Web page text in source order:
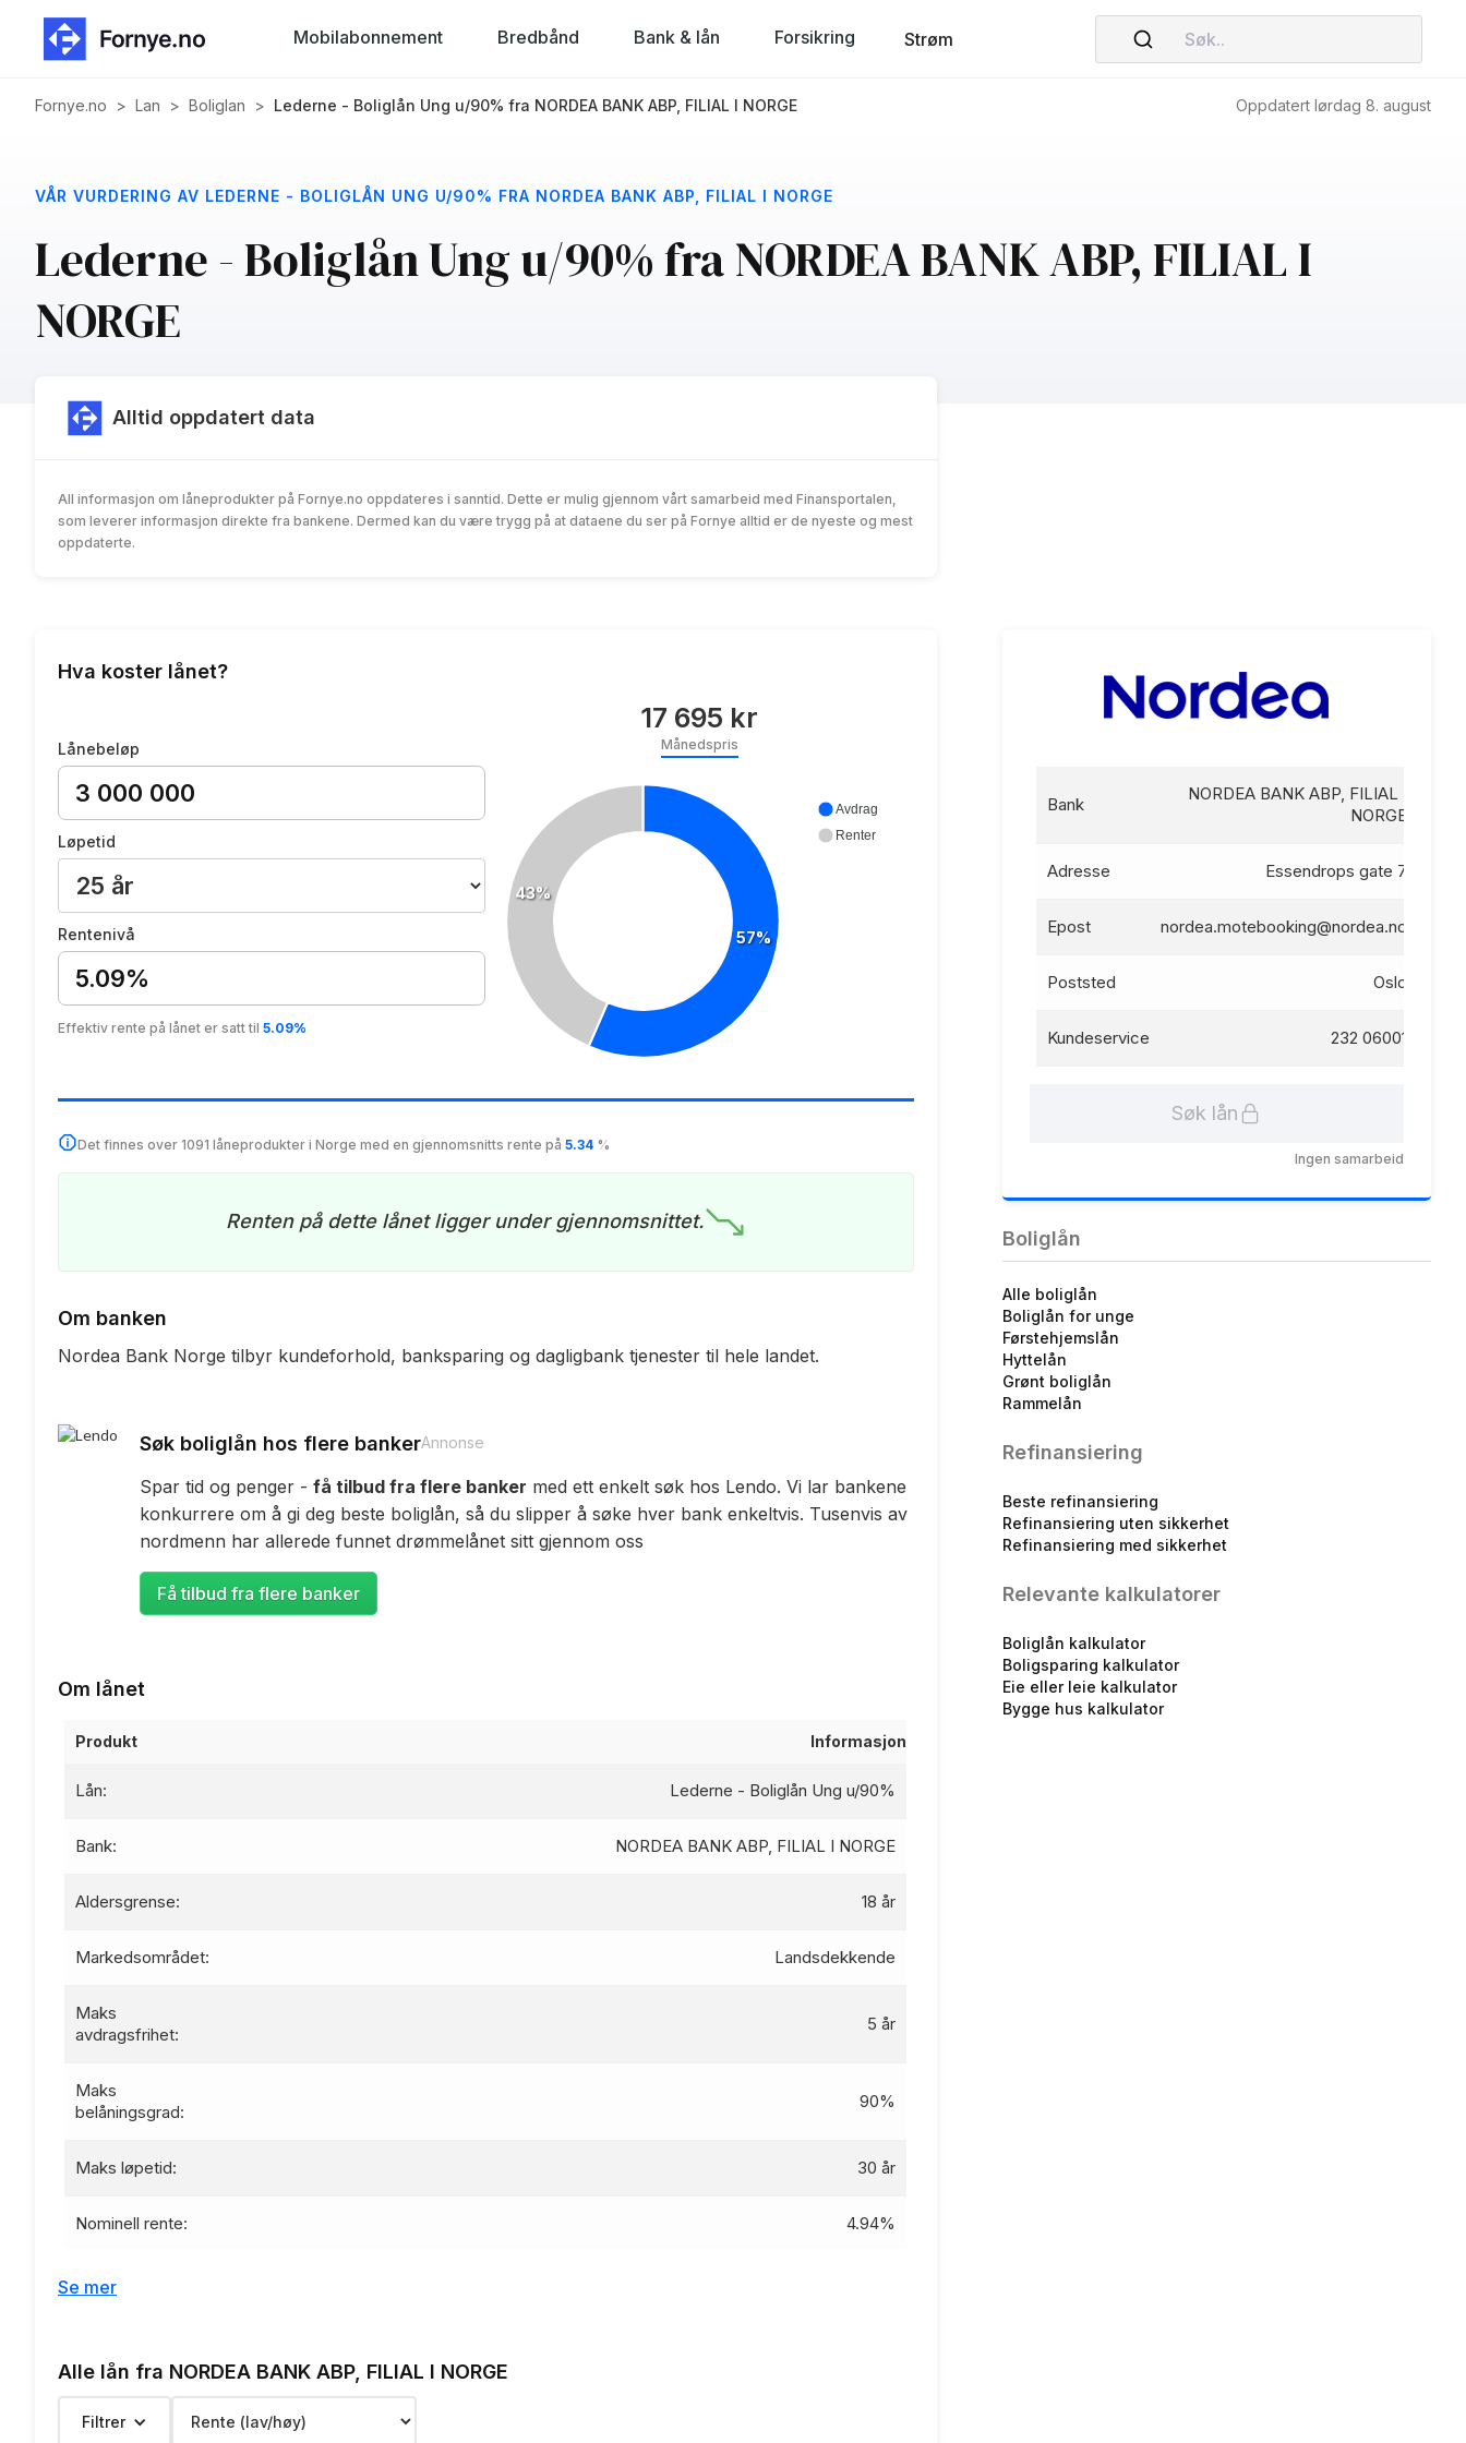
Mobilabonnement Bredbånd Bank & lån Forsikring Strøm Søk..
Fornye.no > Lan > Boliglan > Lederne - Boliglån Ung u/90% fra NORDEA BANK ABP, FILIAL I NORGE Oppdatert lørdag 8. august
VÅR VURDERING AV LEDERNE - BOLIGLÅN UNG U/90% FRA NORDEA BANK ABP, FILIAL I NORGE
Lederne - Boliglån Ung u/90% fra NORDEA BANK ABP, FILIAL I
NORGE
Alltid oppdatert data
All informasjon om låneprodukter på Fornye.no oppdateres i sanntid. Dette er mulig gjennom vårt samarbeid med Finansportalen,
som leverer informasjon direkte fra bankene. Dermed kan du være trygg på at dataene du ser på Fornye alltid er de nyeste og mest
oppdaterte.
Hva koster lånet?
Lånebeløp
Løpetid
Rentenivå
5.09%
Effektiv rente på lånet er satt til 5.09%
17 695 kr
Månedspris
57%
43%
Avdrag
Renter
Det finnes over 1091 låneprodukter i Norge med en gjennomsnitts rente på 5.34 %
Renten på dette lånet ligger under gjennomsnittet.
Om banken
Nordea Bank Norge tilbyr kundeforhold, banksparing og dagligbank tjenester til hele landet.
Søk boliglån hos flere bankerAnnonse
Spar tid og penger -få tilbud fra flere banker med ett enkelt søk hos Lendo. Vi lar bankene
konkurrere om å gi deg beste boliglån, så du slipper å søke hver bank enkeltvis. Tusenvis av
nordmenn har allerede funnet drømmelånet sitt gjennom oss
Få tilbud fra flere banker
Om lånet
Produkt Informasjon
Lån: Lederne - Boliglån Ung u/90%
Bank: NORDEA BANK ABP, FILIAL I NORGE
Aldersgrense: 18 år
Markedsområdet: Landsdekkende
Maks
avdragsfrihet:
5 år
Maks
belåningsgrad:
90%
Maks løpetid: 30 år
Nominell rente: 4.94%
Se mer
Alle lån fra NORDEA BANK ABP, FILIAL I NORGE
Filtrer
Bank
NORDEA BANK ABP, FILIAL I
NORGE
Adresse Essendrops gate 7
Epost nordea.motebooking@nordea.no
Poststed Oslo
Kundeservice 232 06001
Søk lån
Ingen samarbeid
Boliglån
Alle boliglån
Boliglån for unge
Førstehjemslån
Hyttelån
Grønt boliglån
Rammelån
Refinansiering
Beste refinansiering
Refinansiering uten sikkerhet
Refinansiering med sikkerhet
Relevante kalkulatorer
Boliglån kalkulator
Boligsparing kalkulator
Eie eller leie kalkulator
Bygge hus kalkulator